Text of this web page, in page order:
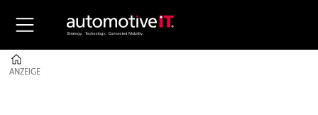
ANZEIGE
ANZEIGE